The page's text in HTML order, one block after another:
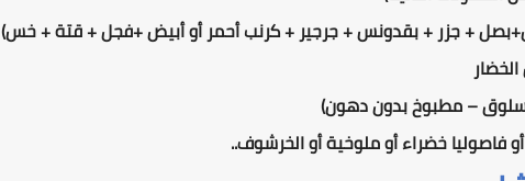
+ جزر + بقدونس + جرجير + كرنب أحمر أو أبيض +فجل + قتة + خس)
– مطبوخ بدون دهون)
فاصوليا خضراء أو ملوخية أو الخرشوف..